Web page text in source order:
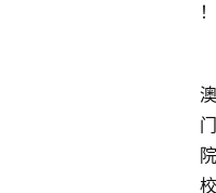
！
澳
门
院
校